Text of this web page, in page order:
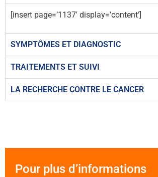
[insert page=’1137′ display=’content’]
SYMPTÔMES ET DIAGNOSTIC
TRAITEMENTS ET SUIVI
LA RECHERCHE CONTRE LE CANCER
Pour plus d’informations